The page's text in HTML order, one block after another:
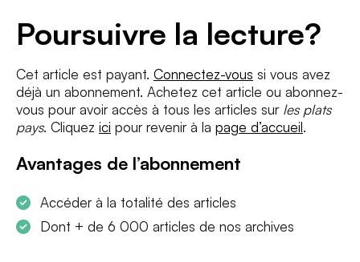
Poursuivre la lecture?
Cet article est payant. Connectez-vous si vous avez
déjà un abonnement. Achetez cet article ou abonnez-
vous pour avoir accès à tous les articles sur les plats
pays. Cliquez ici pour revenir à la page d’accueil.
Avantages de l’abonnement
Accéder à la totalité des articles
Dont + de 6 000 articles de nos archives
J'accepte les termes et conditions etla politique de confidentialité
S'INSCRIRE